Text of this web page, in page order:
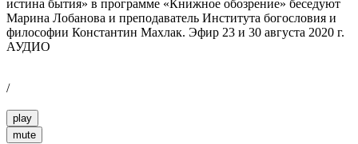
истина бытия» в программе «Книжное обозрение» беседуют
Марина Лобанова и преподаватель Института богословия и
философии Константин Махлак. Эфир 23 и 30 августа 2020 г.
АУДИО
/
play
mute